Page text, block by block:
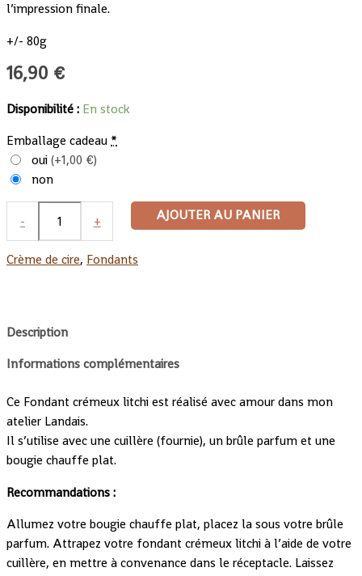
l’impression finale.
+/- 80g
16,90 €
Disponibilité : En stock
Emballage cadeau *
oui (+1,00 €)
non
- + AJOUTER AU PANIER
Crème de cire, Fondants
Description
Informations complémentaires
Ce Fondant crémeux litchi est réalisé avec amour dans mon
atelier Landais.
Il s’utilise avec une cuillère (fournie), un brûle parfum et une
bougie chauffe plat.
Recommandations :
Allumez votre bougie chauffe plat, placez la sous votre brûle
parfum. Attrapez votre fondant crémeux litchi à l’aide de votre
cuillère, en mettre à convenance dans le réceptacle. Laissez